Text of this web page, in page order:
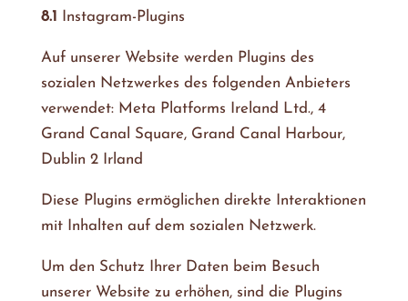
8.1 Instagram-Plugins
Auf unserer Website werden Plugins des
sozialen Netzwerkes des folgenden Anbieters
verwendet: Meta Platforms Ireland Ltd., 4
Grand Canal Square, Grand Canal Harbour,
Dublin 2 Irland
Diese Plugins ermöglichen direkte Interaktionen
mit Inhalten auf dem sozialen Netzwerk.
Um den Schutz Ihrer Daten beim Besuch
unserer Website zu erhöhen, sind die Plugins